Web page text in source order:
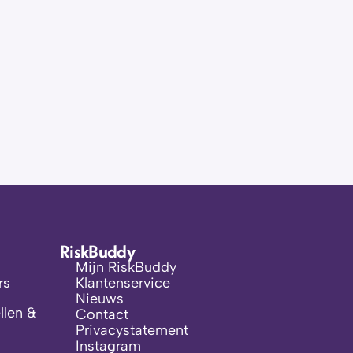
&
RiskBuddy
Mijn RiskBuddy
Klantenservice
Nieuws
Contact
Privacystatement
Instagram